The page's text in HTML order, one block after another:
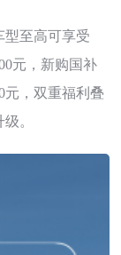
型至高可享受
元，新购国补
元，双重福利叠
。